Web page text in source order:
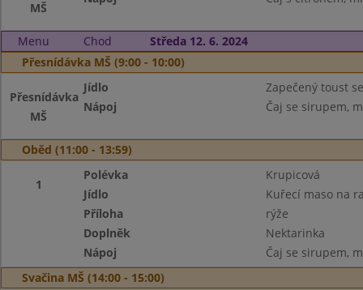
MŠ
Menu Chod
Středa 12. 6. 2024
Přesnídávka MŠ (9:00 - 10:00)
Přesnídávka
MŠ
Jídlo
Zapečený toust
Nápoj
Čaj se sirupem,
Oběd (11:00 - 13:59)
1
Polévka
Krupicová
Jídlo
Kuřecí maso na
Příloha
rýže
Doplněk
Nektarinka
Nápoj
Čaj se sirupem,
Svačina MŠ (14:00 - 15:00)